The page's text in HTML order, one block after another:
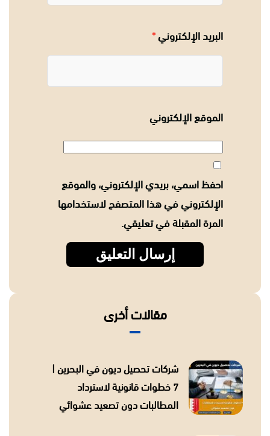
البريد الإلكتروني*
الموقع الإلكتروني
احفظ اسمي، بريدي الإلكتروني، والموقع
الإلكتروني في هذا المتصفح لاستخدامها
المرة المقبلة في تعليقي.
مقالات أخرى
شركات تحصيل ديون في البحرين |
7 خطوات قانونية لاسترداد
المطالبات دون تصعيد عشوائي